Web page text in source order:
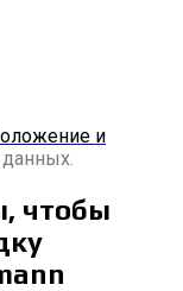
и
чтобы